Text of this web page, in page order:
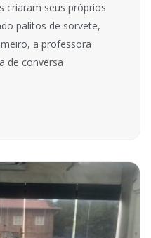
criaram seus próprios
palitos de sorvete,
a professora
de conversa